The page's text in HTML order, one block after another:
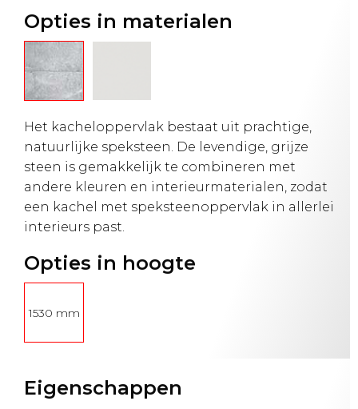
Opties in materialen
Het kacheloppervlak bestaat uit prachtige,
natuurlijke speksteen. De levendige, grijze
steen is gemakkelijk te combineren met
andere kleuren en interieurmaterialen, zodat
een kachel met speksteenoppervlak in allerlei
interieurs past.
Opties in hoogte
1530 mm
Eigenschappen